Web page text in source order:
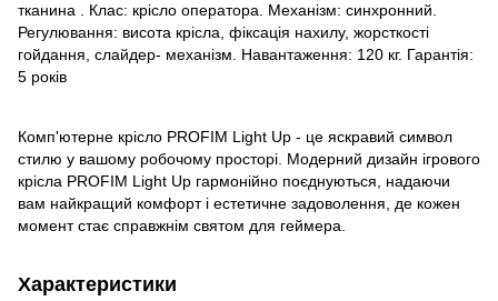
тканина . Клас: крісло оператора. Механізм: синхронний.
Регулювання: висота крісла, фіксація нахилу, жорсткості
гойдання, слайдер- механізм. Навантаження: 120 кг. Гарантія:
5 років
Комп'ютерне крісло PROFIM Light Up - це яскравий символ
стилю у вашому робочому просторі. Модерний дизайн ігрового
крісла PROFIM Light Up гармонійно поєднуються, надаючи
вам найкращий комфорт і естетичне задоволення, де кожен
момент стає справжнім святом для геймера.
Характеристики